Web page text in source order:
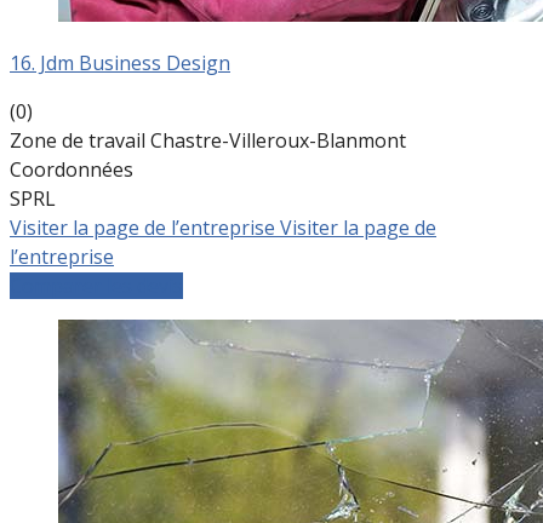
16. Jdm Business Design
(0)
Zone de travail Chastre-Villeroux-Blanmont
Coordonnées
SPRL
Visiter la page de l’entreprise Visiter la page de
l’entreprise